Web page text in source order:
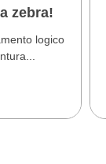
zebra!
logico